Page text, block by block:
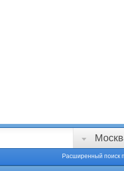
Расширенный поиск